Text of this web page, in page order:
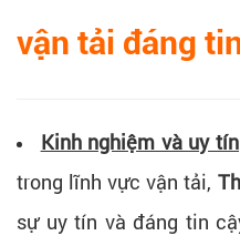
vận tải đáng
Kinh nghiệm và uy tín
trong lĩnh vực vận tải,
sự uy tín và đáng tin